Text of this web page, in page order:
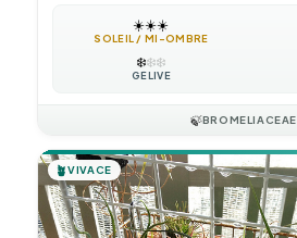
☀️☀️☀️
SOLEIL / MI-OMBRE
❄️❄️❄️
GÉLIVE
🍃BROMELIACEAE
🪴VIVACE